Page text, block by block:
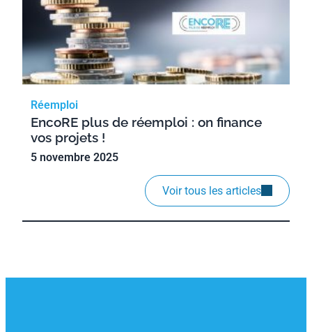
Réemploi
EncoRE plus de réemploi : on finance
vos projets !
5 novembre 2025
Voir tous les articles